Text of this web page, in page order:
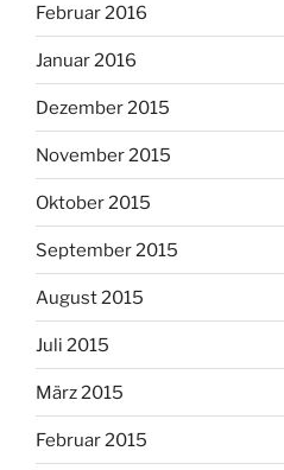
Februar 2016
Januar 2016
Dezember 2015
November 2015
Oktober 2015
September 2015
August 2015
Juli 2015
März 2015
Februar 2015